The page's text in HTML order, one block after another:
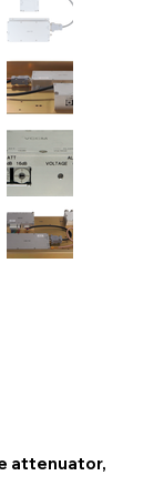
attenuator,